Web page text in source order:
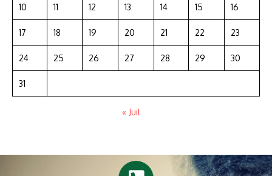
10 11 12 13 14 15 16
17 18 19 20 21 22 23
24 25 26 27 28 29 30
31
« Juil